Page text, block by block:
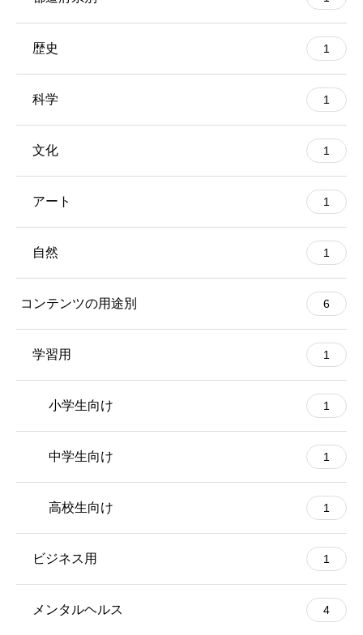
歴史 1
科学 1
文化 1
アート 1
自然 1
コンテンツの用途別 6
学習用 1
小学生向け 1
中学生向け 1
高校生向け 1
ビジネス用 1
メンタルヘルス 4